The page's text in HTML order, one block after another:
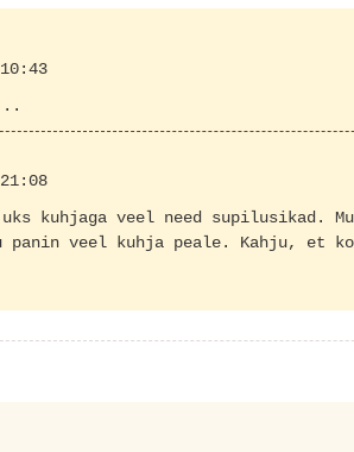
kuhjaga veel need supilusikad.
veel kuhja peale. Kahju, et